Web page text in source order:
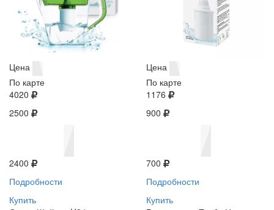
Цена
По карте
4020
2500
2400
Подробности
Купить
Цена
По карте
1176
900
700
Подробности
Купить